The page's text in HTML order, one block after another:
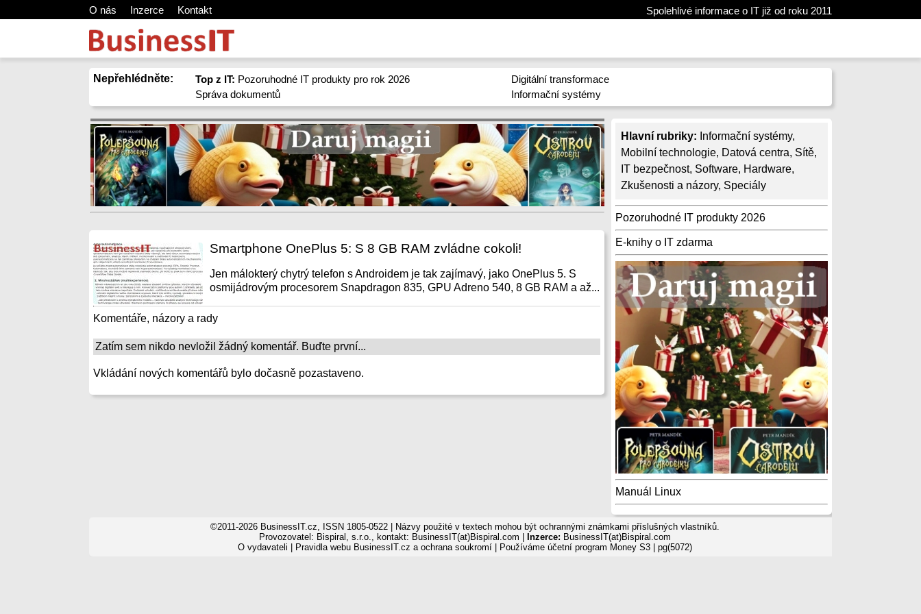
O nás Inzerce Kontakt Spolehlivé informace o IT již od roku 2011
Nepřehlédněte: Top z IT: Pozoruhodné IT produkty pro rok 2026
Správa dokumentů
Digitální transformace
Informační systémy
Hlavní rubriky: Informační systémy,
Mobilní technologie, Datová centra, Sítě,
IT bezpečnost, Software, Hardware,
Zkušenosti a názory, Speciály
Pozoruhodné IT produkty 2026
E-knihy o IT zdarma
Manuál Linux
Smartphone OnePlus 5: S 8 GB RAM zvládne cokoli!
Jen málokterý chytrý telefon s Androidem je tak zajímavý, jako OnePlus 5. S
osmijádrovým procesorem Snapdragon 835, GPU Adreno 540, 8 GB RAM a až...
Komentáře, názory a rady
Zatím sem nikdo nevložil žádný komentář. Buďte první...
Vkládání nových komentářů bylo dočasně pozastaveno.
©2011-2026 BusinessIT.cz, ISSN 1805-0522 | Názvy použité v textech mohou být ochrannými známkami příslušných vlastníků.
Provozovatel: Bispiral, s.r.o., kontakt: BusinessIT(at)Bispiral.com |
Inzerce: BusinessIT(at)Bispiral.com
O vydavateli
Pravidla webu BusinessIT.cz a ochrana soukromí| Používáme účetní program Money S3| pg(5072)